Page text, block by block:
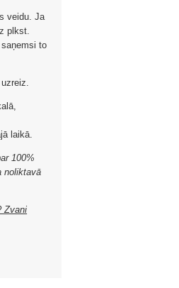
veidu. Ja
plkst.
to
laikā.
100%
noliktavā
Zvani